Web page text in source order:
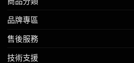
品牌專區
售後服務
技術支援